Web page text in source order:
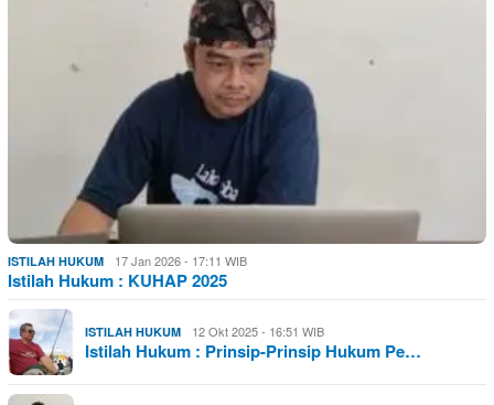
ISTILAH HUKUM 17 Jan 2026 - 17:11 WIB
Istilah Hukum : KUHAP 2025
ISTILAH HUKUM 12 Okt 2025 - 16:51 WIB
Istilah Hukum : Prinsip-Prinsip Hukum Pe…